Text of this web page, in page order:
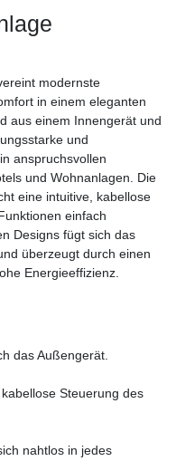
modernste
in einem eleganten
aus einem Innengerät und
und
anspruchsvollen
und Wohnanlagen. Die
eine intuitive, kabellose
einfach
Designs fügt sich das
überzeugt durch einen
Energieeffizienz.
das Außengerät.
Steuerung des
nahtlos in jedes